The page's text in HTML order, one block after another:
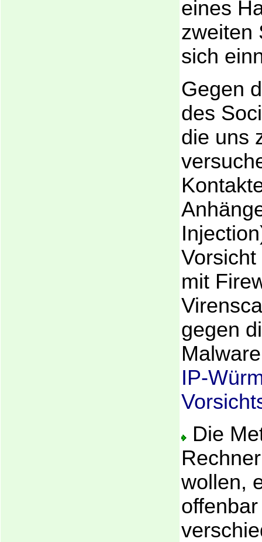
eines
zweiten
sich
Gegen
des
die uns
mit
gegen
IP-
Die
wollen,
offenbar